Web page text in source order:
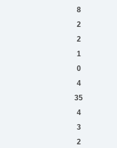
8
2
2
1
0
4
35
4
3
2